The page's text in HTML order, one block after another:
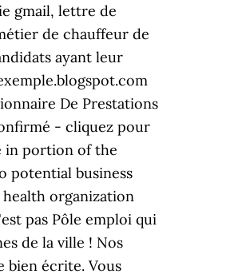
gmail, lettre de
de chauffeur de
ayant leur
De Prestations
- cliquez pour
in portion of the
potential business
organization
pas Pôle emploi qui
de la ville ! Nos
bien écrite. Vous